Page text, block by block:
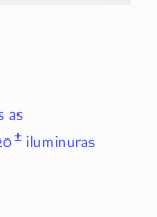
as
±iluminuras